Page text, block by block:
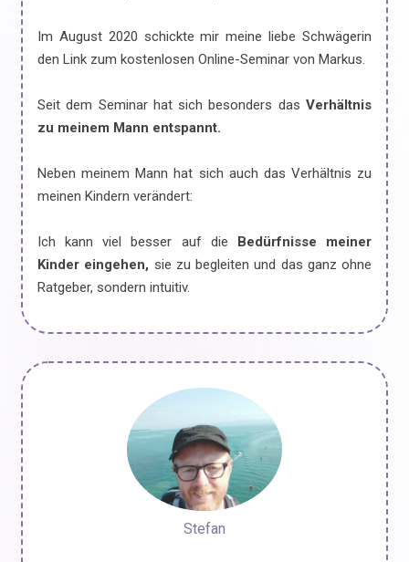
Im August 2020 schickte mir meine liebe Schwägerin
den Link zum kostenlosen Online-Seminar von Markus.
Seit dem Seminar hat sich besonders das Verhältnis
zu meinem Mann entspannt.
Neben meinem Mann hat sich auch das Verhältnis zu
meinen Kindern verändert:
Ich kann viel besser auf die Bedürfnisse meiner
Kinder eingehen, sie zu begleiten und das ganz ohne
Ratgeber, sondern intuitiv.
Stefan